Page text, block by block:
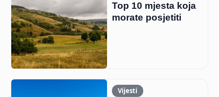
Top 10 mjesta koja
morate posjetiti
Vijesti